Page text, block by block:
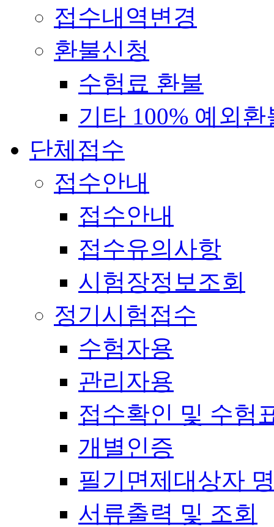
접수내역변경
환불신청
수험료 환불
기타 100% 예외환
단체접수
접수안내
접수안내
접수유의사항
시험장정보조회
정기시험접수
수험자용
관리자용
접수확인 및 수험
개별인증
필기면제대상자
서류출력 및 조회